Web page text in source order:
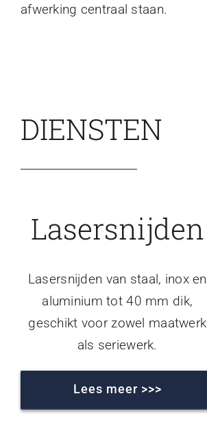
afwerking centraal staan.
DIENSTEN
Lasersnijden
Lasersnijden van staal, inox en
aluminium tot 40 mm dik,
geschikt voor zowel maatwerk
als seriewerk.
Lees meer >>>